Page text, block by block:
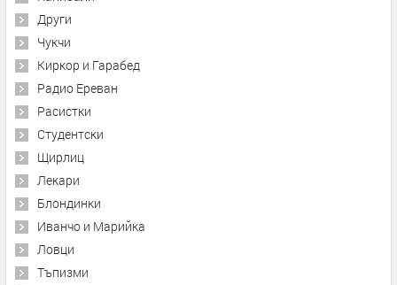
Други
Чукчи
Киркор и Гарабед
Радио Ереван
Расистки
Студентски
Щирлиц
Лекари
Блондинки
Иванчо и Марийка
Ловци
Тъпизми